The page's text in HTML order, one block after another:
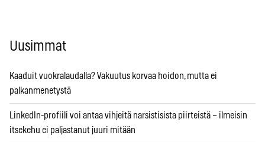
Uusimmat
Kaaduit vuokralaudalla? Vakuutus korvaa hoidon, mutta ei
palkanmenetystä
LinkedIn-profiili voi antaa vihjeitä narsistisista piirteistä – ilmeisin
itsekehu ei paljastanut juuri mitään